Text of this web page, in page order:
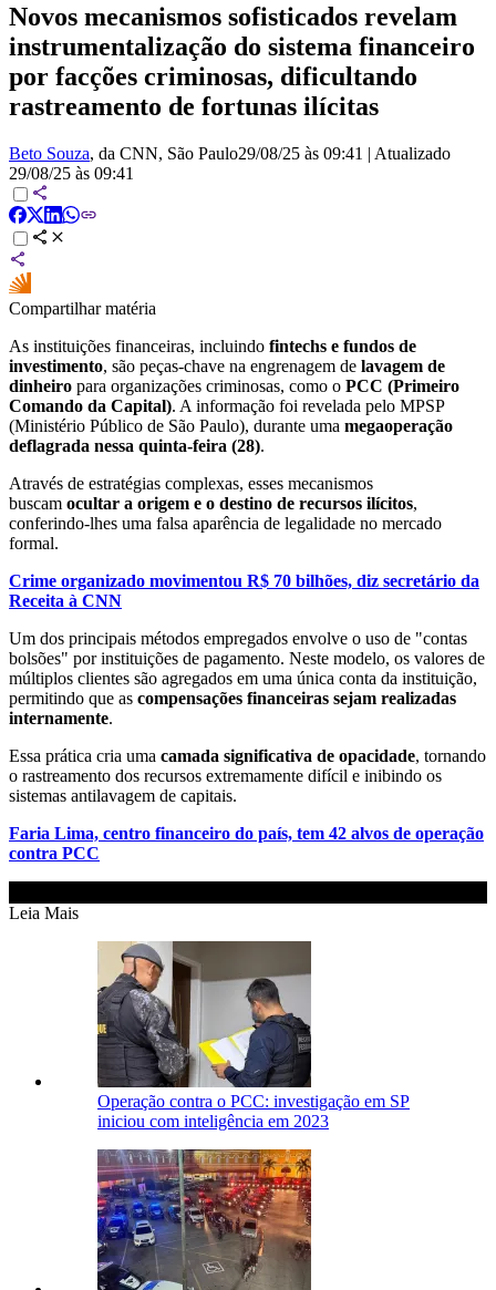
Novos mecanismos sofisticados revelam
instrumentalização do sistema financeiro
por facções criminosas, dificultando
rastreamento de fortunas ilícitas
Beto Souza, da CNN, São Paulo29/08/25 às 09:41 | Atualizado
29/08/25 às 09:41
Compartilhar matéria
As instituições financeiras, incluindo fintechs e fundos de
investimento, são peças-chave na engrenagem de lavagem de
dinheiro para organizações criminosas, como o PCC (Primeiro
Comando da Capital). A informação foi revelada pelo MPSP
(Ministério Público de São Paulo), durante uma megaoperação
deflagrada nessa quinta-feira (28).
Através de estratégias complexas, esses mecanismos
buscam ocultar a origem e o destino de recursos ilícitos,
conferindo-lhes uma falsa aparência de legalidade no mercado
formal.
Crime organizado movimentou R$ 70 bilhões, diz secretário da
Receita à CNN
Um dos principais métodos empregados envolve o uso de "contas
bolsões" por instituições de pagamento. Neste modelo, os valores de
múltiplos clientes são agregados em uma única conta da instituição,
permitindo que as compensações financeiras sejam realizadas
internamente.
Essa prática cria uma camada significativa de opacidade, tornando
o rastreamento dos recursos extremamente difícil e inibindo os
sistemas antilavagem de capitais.
Faria Lima, centro financeiro do país, tem 42 alvos de operação
contra PCC
Leia Mais
Operação contra o PCC: investigação em SP
iniciou com inteligência em 2023